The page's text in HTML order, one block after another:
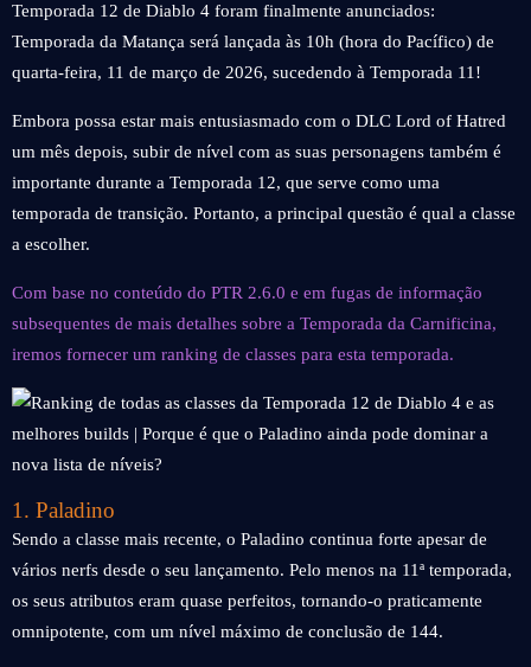
Temporada 12 de Diablo 4 foram finalmente anunciados:
Temporada da Matança será lançada às 10h (hora do Pacífico) de
quarta-feira, 11 de março de 2026, sucedendo à Temporada 11!
Embora possa estar mais entusiasmado com o DLC Lord of Hatred
um mês depois, subir de nível com as suas personagens também é
importante durante a Temporada 12, que serve como uma
temporada de transição. Portanto, a principal questão é qual a classe
a escolher.
Com base no conteúdo do PTR 2.6.0 e em fugas de informação
subsequentes de mais detalhes sobre a Temporada da Carnificina,
iremos fornecer um ranking de classes para esta temporada.
1. Paladino
Sendo a classe mais recente, o Paladino continua forte apesar de
vários nerfs desde o seu lançamento. Pelo menos na 11ª temporada,
os seus atributos eram quase perfeitos, tornando-o praticamente
omnipotente, com um nível máximo de conclusão de 144.